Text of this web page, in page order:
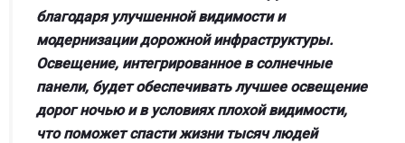
благодаря улучшенной видимости и
модернизации дорожной инфраструктуры.
Освещение, интегрированное в солнечные
панели, будет обеспечивать лучшее освещение
дорог ночью и в условиях плохой видимости,
что поможет спасти жизни тысяч людей